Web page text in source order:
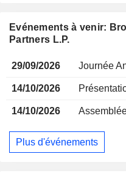
Evénements à venir:
Partners L.P.
29/09/2026 Journée
14/10/2026
14/10/2026
Plus d'événements